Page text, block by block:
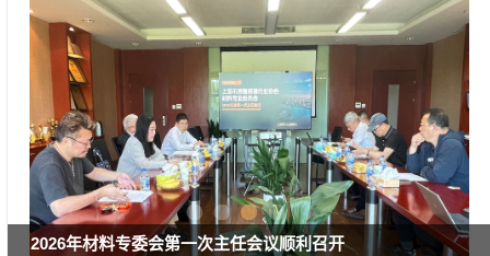
关于开展2026年度“上海市住宅修缮工程管理（技术）人员”复